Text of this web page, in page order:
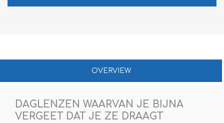
OVERVIEW
DAGLENZEN WAARVAN JE BIJNA
VERGEET DAT JE ZE DRAAGT